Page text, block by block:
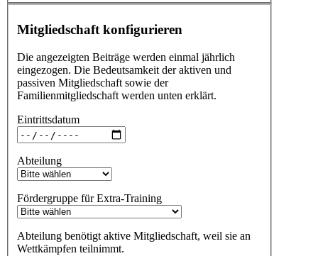
Mitgliedschaft konfigurieren
Die angezeigten Beiträge werden einmal jährlich
eingezogen. Die Bedeutsamkeit der aktiven und
passiven Mitgliedschaft sowie der
Familienmitgliedschaft werden unten erklärt.
Eintrittsdatum
Abteilung
Fördergruppe für Extra-Training
Abteilung benötigt aktive Mitgliedschaft, weil sie an
Wettkämpfen teilnimmt.